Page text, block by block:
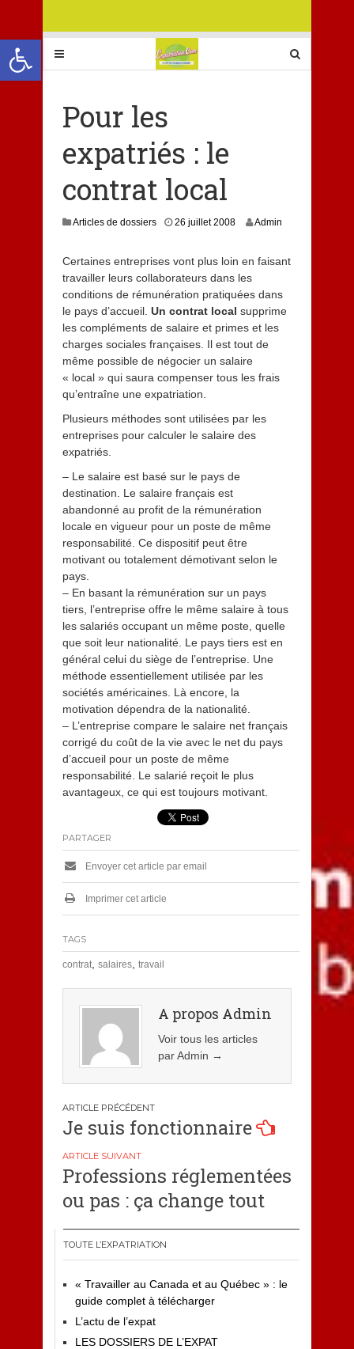
Ouvrir la barre d’outils
Pour les
expatriés : le
contrat local
Articles de dossiers 26 juillet 20088
i
l
l
e
0
1
3
Admin
Certaines entreprises vont plus loin en faisant
travailler leurs collaborateurs dans les
conditions de rémunération pratiquées dans
le pays d’accueil. Un contrat local supprime
les compléments de salaire et primes et les
charges sociales françaises. Il est tout de
même possible de négocier un salaire
« local » qui saura compenser tous les frais
qu’entraîne une expatriation.
Plusieurs méthodes sont utilisées par les
entreprises pour calculer le salaire des
expatriés.
– Le salaire est basé sur le pays de
destination. Le salaire français est
abandonné au profit de la rémunération
locale en vigueur pour un poste de même
responsabilité. Ce dispositif peut être
motivant ou totalement démotivant selon le
pays.
– En basant la rémunération sur un pays
tiers, l’entreprise offre le même salaire à tous
les salariés occupant un même poste, quelle
que soit leur nationalité. Le pays tiers est en
général celui du siège de l’entreprise. Une
méthode essentiellement utilisée par les
sociétés américaines. Là encore, la
motivation dépendra de la nationalité.
– L’entreprise compare le salaire net français
corrigé du coût de la vie avec le net du pays
d’accueil pour un poste de même
responsabilité. Le salarié reçoit le plus
avantageux, ce qui est toujours motivant.
PARTAGER
Envoyer cet article par email
Imprimer cet article
TAGS
contrat, salaires, travail
A propos Admin
Voir tous les articles
par Admin →
Navigation
de
l’article
Je suis fonctionnaire
Professions réglementées
ou pas : ça change tout
TOUTE L’EXPATRIATION
« Travailler au Canada et au Québec » : le
guide complet à télécharger
L’actu de l’expat
LES DOSSIERS DE L’EXPAT